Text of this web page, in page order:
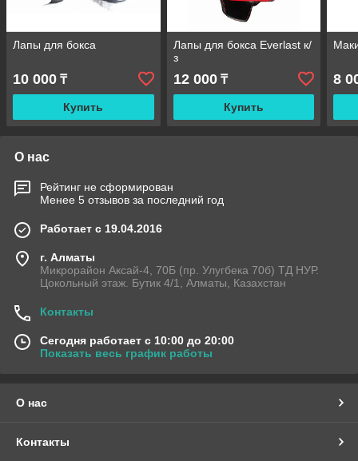
Лапы для бокса
10 000 ₸
Купить
Лапы для бокса Everlast к/
з
12 000₸
Купить
8
О нас
Рейтинг не сформирован
Менее 5 отзывов за последний год
Работает с 19.04.2016
г. Алматы
Микрорайон Аксай-4, 70Б (пр. Улугбека 70б) ТД НУР.
Цокольный этаж. Бутик 4/1, Алматы, Казахстан
Контакты
Сегодня работает с 10:00 до 20:00
Показать весь график работы
О нас
Контакты